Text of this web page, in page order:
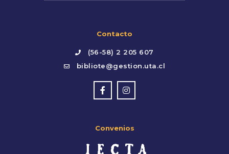
Contacto
(56-58) 2 205 607
bibliote@gestion.uta.cl
Convenios